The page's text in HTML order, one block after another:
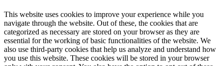
This website uses cookies to improve your experience while you
navigate through the website. Out of these, the cookies that are
categorized as necessary are stored on your browser as they are
essential for the working of basic functionalities of the website. We
also use third-party cookies that help us analyze and understand how
you use this website. These cookies will be stored in your browser